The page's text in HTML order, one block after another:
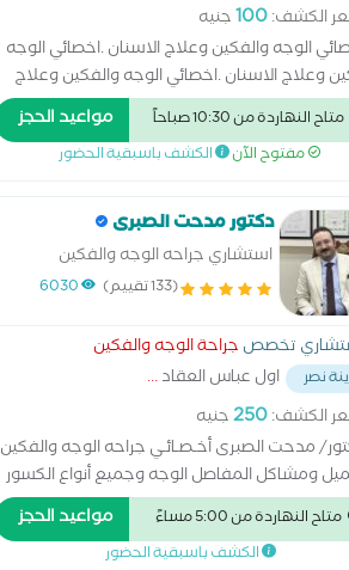
الكشف:100جنيه
الوجه والفكين وعلاج الاسنان .اخصائي الوجه
وعلاج الاسنان .اخصائي الوجه والفكين وعلاج
.اخصائي الوجه والفكين وعلاج الاسنان .اخصائي
والفكين وعلاج الاسنان .اخصائي الوجه والفكين
الاسنان .اخصائي الوجه والفكين وعلاج الاسنان .
متاح النهاردة من 10:30 صباحاً مواعيد الحجز
مفتوح الآن الكشف باسبقية الحضور
دكتور مدحت الصبرى
استشاري جراحه الوجه والفكين
والتجميل
(133 تقييم) 6030
تخصص جراحة الوجه والفكين
نصر اول عباس العقاد...
الكشف:250جنيه
مدحت الصبرى أخـصـائـي جراحه الوجه والفكين
ومشاكل المفاصل الوجه وجميع أنواع الكسور
بالمركز الطبي العالمي للقوات المسلحة ‎عضو الجمعيه
لجراحات الوجه والفكين عضو بالجمعية الملكيه
متاح النهاردة من 5:00 مساءً مواعيد الحجز
الكشف باسبقية الحضور